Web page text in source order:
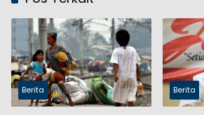
Berita Berita